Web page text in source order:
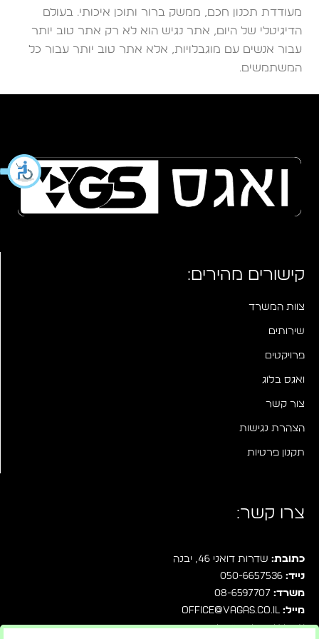
מעודדת תכנון חכם, ממשק ברור ותוכן איכותי. בעולם
הדיגיטלי של היום, אתר נגיש הוא לא רק אתר טוב יותר
עבור אנשים עם מוגבלויות, אלא אתר טוב יותר עבור כל
המשתמשים.
קישורים מהירים:
צוות המשרד
שירותים
פרויקטים
ואגס בלוג
צור קשר
הצהרת נגישות
תקנון פרטיות
צרו קשר:
כתובת: שדרות דואני 46, יבנה
נייד: 050-6657536
משרד: 08-6597707
מייל: office@vagas.co.il
עקבו אחרינו בפייסבוק